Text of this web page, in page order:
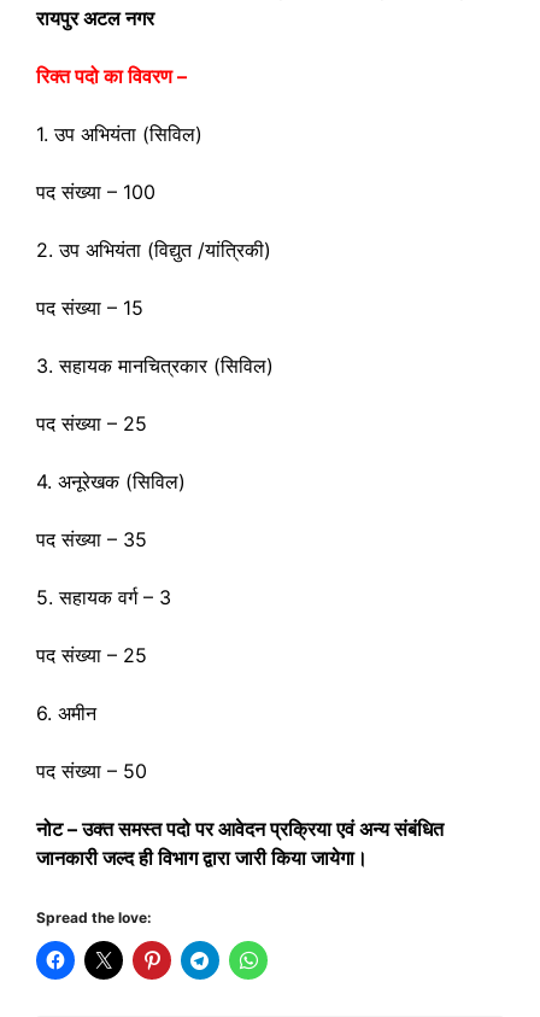
रायपुर अटल नगर
रिक्त पदो का विवरण –
1. उप अभियंता (सिविल)
पद संख्या – 100
2. उप अभियंता (विद्युत /यांत्रिकी)
पद संख्या – 15
3. सहायक मानचित्रकार (सिविल)
पद संख्या – 25
4. अनूरेखक (सिविल)
पद संख्या – 35
5. सहायक वर्ग – 3
पद संख्या – 25
6. अमीन
पद संख्या – 50
नोट – उक्त समस्त पदो पर आवेदन प्रक्रिया एवं अन्य संबंधित
जानकारी जल्द ही विभाग द्वारा जारी किया जायेगा।
Spread the love: